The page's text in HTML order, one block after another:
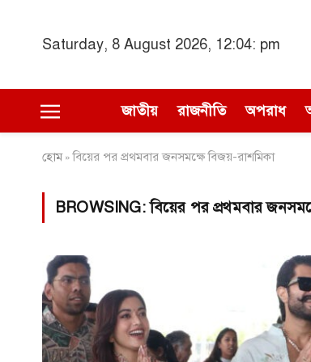
Saturday, 8 August 2026, 12:04: pm
জাতীয় রাজনীতি অপরাধ
হোম»বিয়ের পর প্রথমবার জনসমক্ষে বিজয়-রাশমিকা
BROWSING:বিয়ের পর প্রথমবার